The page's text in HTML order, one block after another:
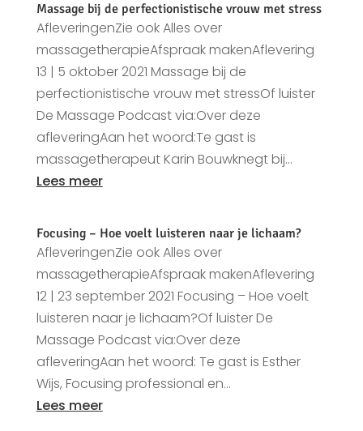
Massage bij de perfectionistische vrouw met stress
AfleveringenZie ook Alles over
massagetherapieAfspraak makenAflevering
13 | 5 oktober 2021 Massage bij de
perfectionistische vrouw met stressOf luister
De Massage Podcast via:Over deze
afleveringAan het woord:Te gast is
massagetherapeut Karin Bouwknegt bij...
Lees meer
Focusing – Hoe voelt luisteren naar je lichaam?
AfleveringenZie ook Alles over
massagetherapieAfspraak makenAflevering
12 | 23 september 2021 Focusing – Hoe voelt
luisteren naar je lichaam?Of luister De
Massage Podcast via:Over deze
afleveringAan het woord: Te gast is Esther
Wijs, Focusing professional en...
Lees meer